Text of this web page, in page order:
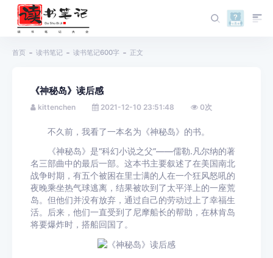
首页 读书笔记 读书笔记600字 正文
《神秘岛》读后感
kittenchen 2021-12-10 23:51:48 0次
不久前，我看了一本名为《神秘岛》的书。
《神秘岛》是“科幻小说之父”——儒勒.凡尔纳的著
名三部曲中的最后一部。这本书主要叙述了在美国南北
战争时期，有五个被困在里士满的人在一个狂风怒吼的
夜晚乘坐热气球逃离，结果被吹到了太平洋上的一座荒
岛。但他们并没有放弃，通过自己的劳动过上了幸福生
活。后来，他们一直受到了尼摩船长的帮助，在林肯岛
将要爆炸时，搭船回国了。